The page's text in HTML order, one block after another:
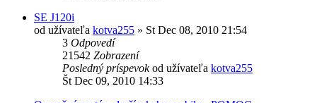
SE J120i
od užívateľa kotva255 » St Dec 08, 2010 21:54
3 Odpovedí
21542 Zobrazení
Posledný príspevokod užívateľa kotva255
Št Dec 09, 2010 14:33